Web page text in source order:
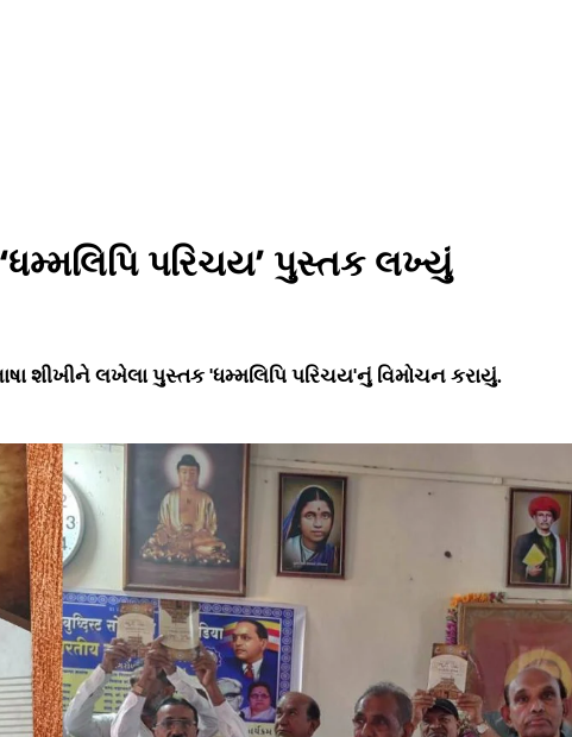
‘ધમ્મલિપિ પરિચય’ પુસ્તક લખ્યું
શીખીને લખેલા પુસ્તક 'ધમ્મલિપિ પરિચય'નું વિમોચન કરાયું.